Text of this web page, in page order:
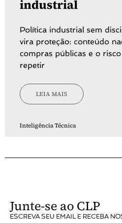
industrial
Política industrial sem
vira proteção: conteúdo
compras públicas e o
repetir
LEIA MAIS
Inteligência Técnica
Junte-se ao CLP
ESCREVA SEU EMAIL E RECEBA